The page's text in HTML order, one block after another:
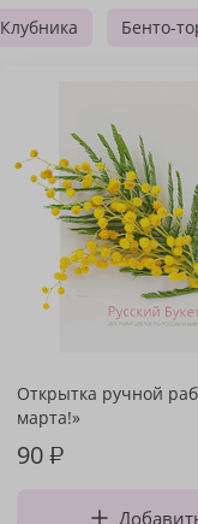
Клубника Бенто-
Открытка ручной
марта!»
90₽